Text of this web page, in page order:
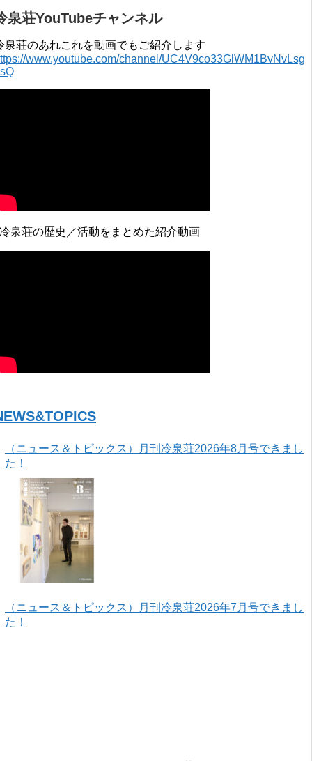
泉荘YouTubeチャンネル
泉荘のあれこれを動画でもご紹介します
www.youtube.com/channel/UC4V9co33GlWM1BvNvLsg
泉荘の歴史／活動をまとめた紹介動画
（ニュース＆トピックス）月刊冷泉荘2026年8月号できまし
た！
（ニュース＆トピックス）月刊冷泉荘2026年7月号できまし
た！